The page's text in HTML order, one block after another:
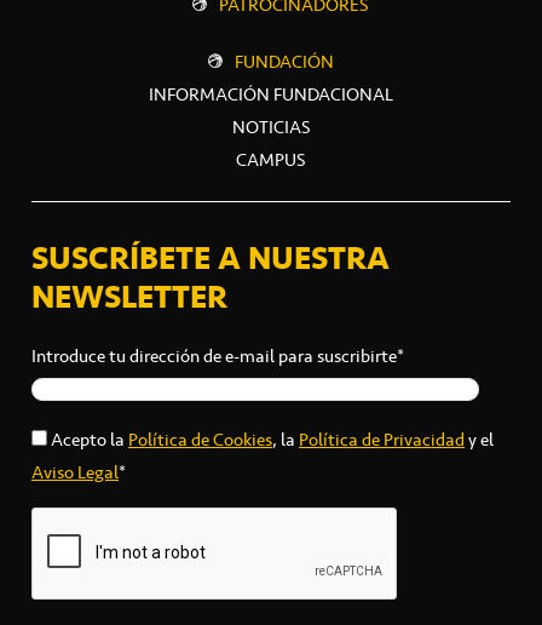
FUNDACIÓN
INFORMACIÓN FUNDACIONAL
NOTICIAS
CAMPUS
SUSCRÍBETE A NUESTRA
NEWSLETTER
Introduce tu dirección de e-mail para suscribirte*
Acepto la Política de Cookies, la Política de Privacidady el
Aviso Legal*